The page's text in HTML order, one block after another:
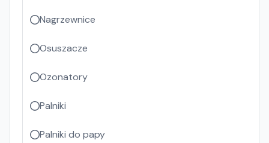
Nagrzewnice
Osuszacze
Ozonatory
Palniki
Palniki do papy